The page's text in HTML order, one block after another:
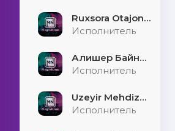
Ruxsora Otajonova & Bahrom Davr - Sevgimiz soxtamidi
Исполнитель
Алишер Байниязов - Қарауыллап
Исполнитель
Uzeyir Mehdizade - Hekaye
Исполнитель